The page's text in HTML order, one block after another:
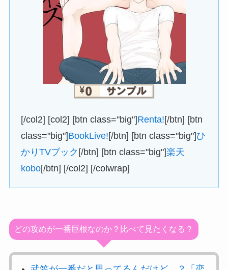
[/col2] [col2] [btn class="big"]Renta![/btn] [btn
class="big"]BookLive![/btn] [btn class="big"]ひ
かりTVブック [/btn] [btn class="big"]楽天
kobo[/btn] [/col2] [/colwrap]
どの攻めが一番巨根なのか？比べて見たくなる？